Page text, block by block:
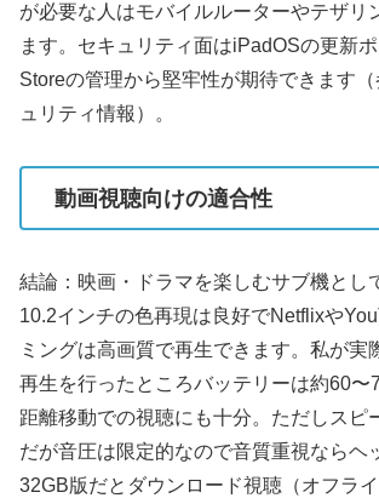
が必要な人はモバイルルーターやテザリ
ます。セキュリティ面はiPadOSの更新
Storeの管理から堅牢性が期待できます
ュリティ情報）。
動画視聴向けの適合性
結論：映画・ドラマを楽しむサブ機とし
10.2インチの色再現は良好でNetflixや
ミングは高画質で再生できます。私が実
再生を行ったところバッテリーは約60〜
距離移動での視聴にも十分。ただしスピ
だが音圧は限定的なので音質重視ならヘ
32GB版だとダウンロード視聴（オフラ